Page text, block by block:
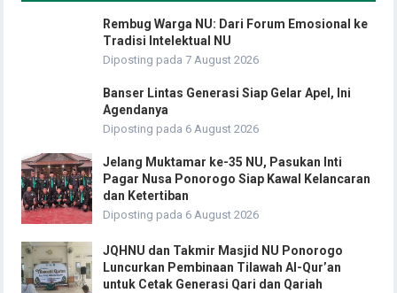
Rembug Warga NU: Dari Forum Emosional ke
Tradisi Intelektual NU
Diposting pada 7 August 2026
Banser Lintas Generasi Siap Gelar Apel, Ini
Agendanya
Diposting pada 6 August 2026
Jelang Muktamar ke-35 NU, Pasukan Inti
Pagar Nusa Ponorogo Siap Kawal Kelancaran
dan Ketertiban
Diposting pada 6 August 2026
JQHNU dan Takmir Masjid NU Ponorogo
Luncurkan Pembinaan Tilawah Al-Qur’an
untuk Cetak Generasi Qari dan Qariah